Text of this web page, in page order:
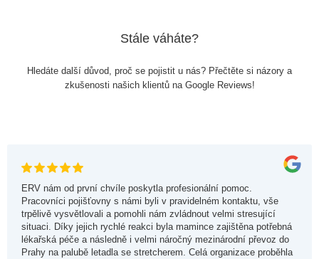
Stále váháte?
Hledáte další důvod, proč se pojistit u nás? Přečtěte si názory a
zkušenosti našich klientů na Google Reviews!
ERV nám od první chvíle poskytla profesionální pomoc.
Pracovníci pojišťovny s námi byli v pravidelném kontaktu, vše
trpělivě vysvětlovali a pomohli nám zvládnout velmi stresující
situaci. Díky jejich rychlé reakci byla mamince zajištěna potřebná
lékařská péče a následně i velmi náročný mezinárodní převoz do
Prahy na palubě letadla se stretcherem. Celá organizace proběhla